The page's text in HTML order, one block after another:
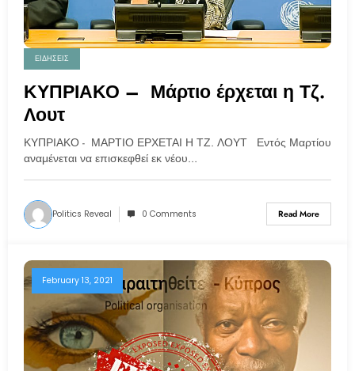
ΕΙΔΗΣΕΙΣ
ΚΥΠΡΙΑΚΟ – Μάρτιο έρχεται η Τζ.
Λουτ
ΚΥΠΡΙΑΚΟ - ΜΑΡΤΙΟ ΕΡΧΕΤΑΙ Η ΤΖ. ΛΟΥΤ Εντός Μαρτίου
αναμένεται να επισκεφθεί εκ νέου…
Politics Reveal 0 Comments Read More
February 13, 2021